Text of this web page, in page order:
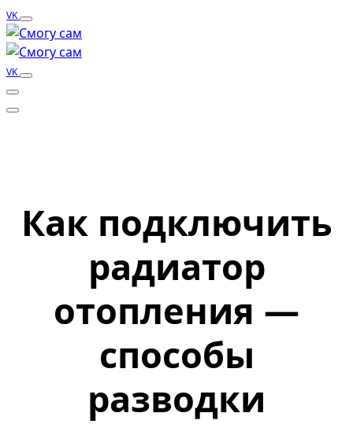
VK
VK
Как подключить
радиатор
отопления —
способы
разводки